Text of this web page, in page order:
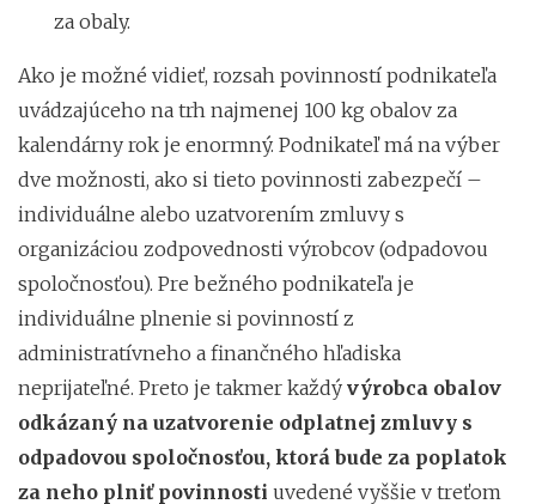
za obaly.
Ako je možné vidieť, rozsah povinností podnikateľa
uvádzajúceho na trh najmenej 100 kg obalov za
kalendárny rok je enormný. Podnikateľ má na výber
dve možnosti, ako si tieto povinnosti zabezpečí –
individuálne alebo uzatvorením zmluvy s
organizáciou zodpovednosti výrobcov (odpadovou
spoločnosťou). Pre bežného podnikateľa je
individuálne plnenie si povinností z
administratívneho a finančného hľadiska
neprijateľné. Preto je takmer každý výrobca obalov
odkázaný na uzatvorenie odplatnej zmluvy s
odpadovou spoločnosťou, ktorá bude za poplatok
za neho plniť povinnosti uvedené vyššie v treťom